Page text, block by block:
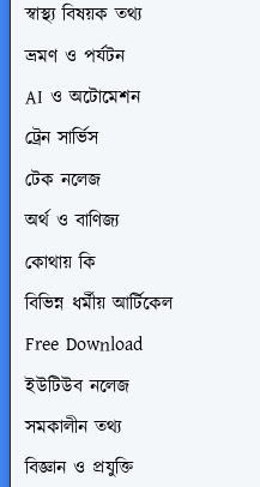
স্বাস্থ্য বিষয়ক তথ্য
ভ্রমণ ও পর্যটন
AI ও অটোমেশন
ট্রেন সার্ভিস
টেক নলেজ
অর্থ ও বাণিজ্য
কোথায় কি
বিভিন্ন ধর্মীয় আর্টিকেল
Free Download
ইউটিউব নলেজ
সমকালীন তথ্য
বিজ্ঞান ও প্রযুক্তি